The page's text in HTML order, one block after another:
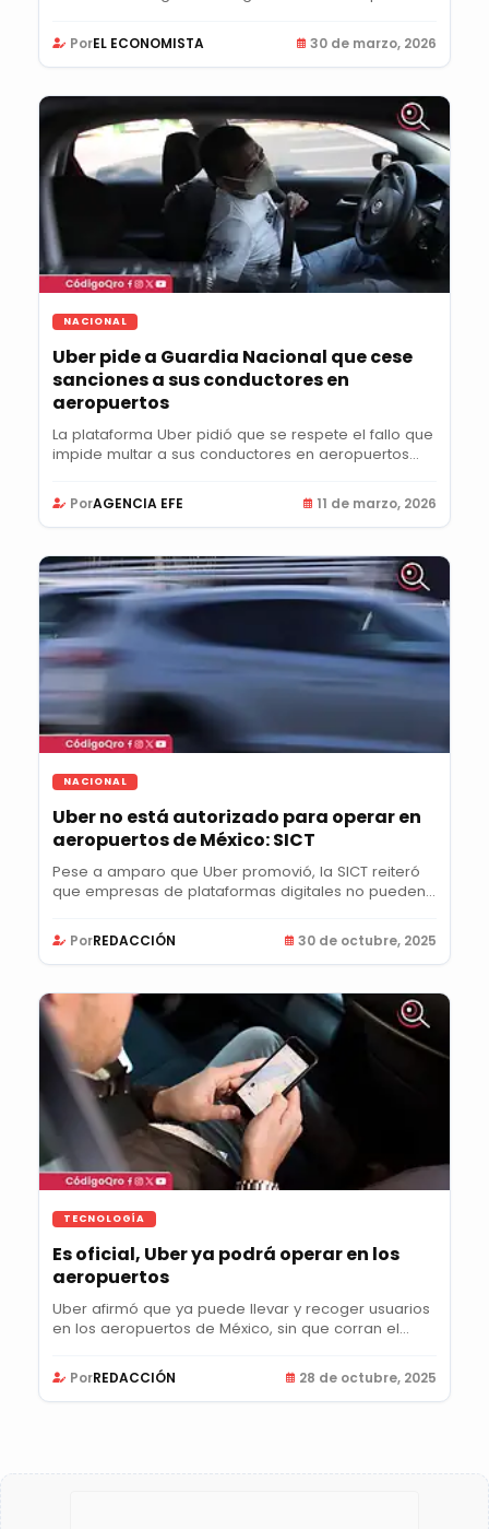
PorEL ECONOMISTA 30 de marzo, 2026
NACIONAL
Uber pide a Guardia Nacional que cese
sanciones a sus conductores en
aeropuertos
La plataforma Uber pidió que se respete el fallo que
impide multar a sus conductores en aeropuertos...
PorAGENCIA EFE 11 de marzo, 2026
NACIONAL
Uber no está autorizado para operar en
aeropuertos de México: SICT
Pese a amparo que Uber promovió, la SICT reiteró
que empresas de plataformas digitales no pueden...
PorREDACCIÓN 30 de octubre, 2025
TECNOLOGÍA
Es oficial, Uber ya podrá operar en los
aeropuertos
Uber afirmó que ya puede llevar y recoger usuarios
en los aeropuertos de México, sin que corran el...
PorREDACCIÓN 28 de octubre, 2025